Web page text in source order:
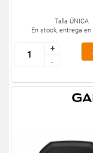
Talla ÚNICA
En stock, entrega en
+
-
+
-